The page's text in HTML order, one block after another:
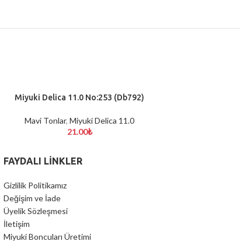
SEPETE EKLE
Miyuki Delica 11.0 No:253 (Db792)
Mavi Tonlar,Miyuki Delica 11.0
21.00₺
FAYDALI LİNKLER
Gizlilik Politikamız
Değişim ve İade
Üyelik Sözleşmesi
İletişim
Miyuki Boncuları Üretimi